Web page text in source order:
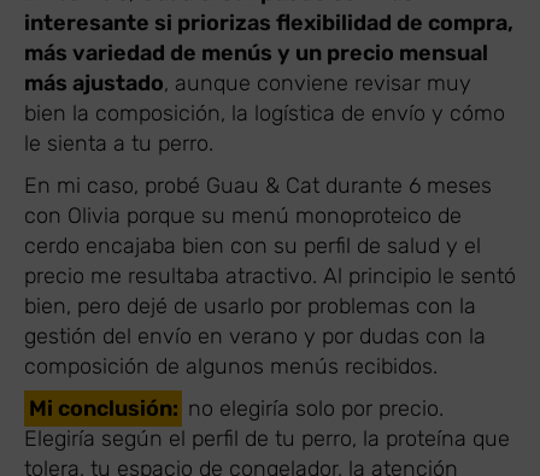
interesante si priorizas flexibilidad de compra,
más variedad de menús y un precio mensual
más ajustado, aunque conviene revisar muy
bien la composición, la logística de envío y cómo
le sienta a tu perro.
En mi caso, probé Guau & Cat durante 6 meses
con Olivia porque su menú monoproteico de
cerdo encajaba bien con su perfil de salud y el
precio me resultaba atractivo. Al principio le sentó
bien, pero dejé de usarlo por problemas con la
gestión del envío en verano y por dudas con la
composición de algunos menús recibidos.
Mi conclusión: no elegiría solo por precio.
Elegiría según el perfil de tu perro, la proteína que
tolera, tu espacio de congelador, la atención